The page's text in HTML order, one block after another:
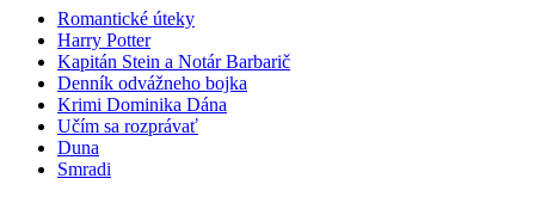
Romantické úteky
Harry Potter
Kapitán Stein a Notár Barbarič
Denník odvážneho bojka
Krimi Dominika Dána
Učím sa rozprávať
Duna
Smradi